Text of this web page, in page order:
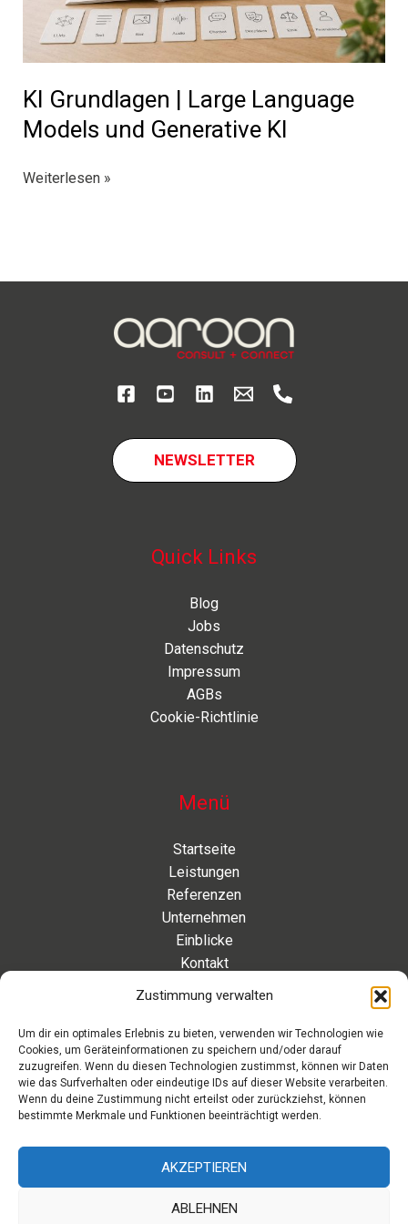
Zustimmung verwalten
Um dir ein optimales Erlebnis zu bieten, verwenden wir Technologien wie
Cookies, um Geräteinformationen zu speichern und/oder darauf
zuzugreifen. Wenn du diesen Technologien zustimmst, können wir Daten
wie das Surfverhalten oder eindeutige IDs auf dieser Website verarbeiten.
Wenn du deine Zustimmung nicht erteilst oder zurückziehst, können
bestimmte Merkmale und Funktionen beeinträchtigt werden.
AKZEPTIEREN
ABLEHNEN
KI Grundlagen | Large Language
Models und Generative KI
KI
Weiterlesen »
NEWSLETTER
Quick Links
Blog
Jobs
Datenschutz
Impressum
AGBs
Cookie-Richtlinie
Menü
Startseite
Leistungen
Referenzen
Unternehmen
Einblicke
Kontakt
Eleonorenstraße 20 | 30449 Hannover Deutschland
Telefon: +49 511 89 880 494
Telefax: +49 511 89 880 495
info[at]aaroon.de